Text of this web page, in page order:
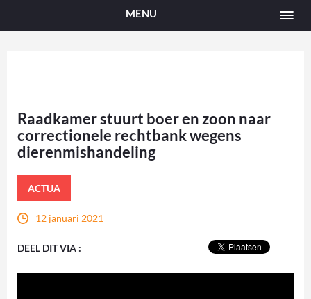
MENU
Raadkamer stuurt boer en zoon naar
correctionele rechtbank wegens
dierenmishandeling
ACTUA
12 januari 2021
DEEL DIT VIA :